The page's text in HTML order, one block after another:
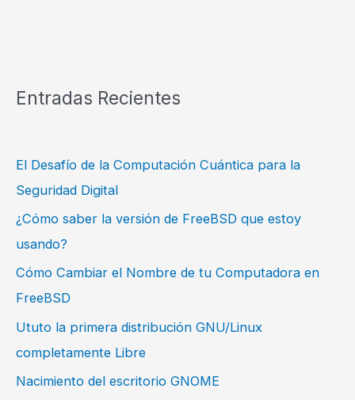
Entradas Recientes
El Desafío de la Computación Cuántica para la
Seguridad Digital
¿Cómo saber la versión de FreeBSD que estoy
usando?
Cómo Cambiar el Nombre de tu Computadora en
FreeBSD
Ututo la primera distribución GNU/Linux
completamente Libre
Nacimiento del escritorio GNOME